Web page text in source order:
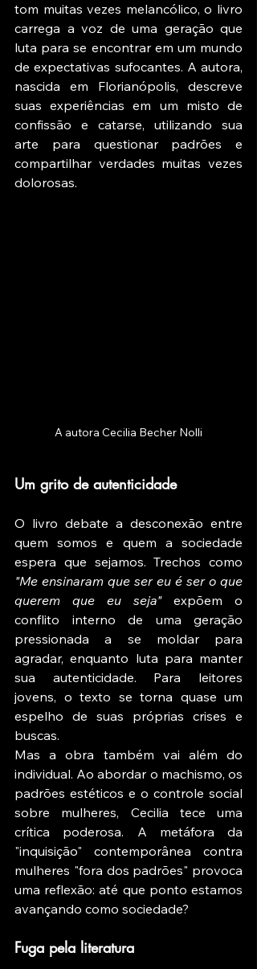
tom muitas vezes melancólico, o livro
carrega a voz de uma geração que
luta para se encontrar em um mundo
de expectativas sufocantes. A autora,
nascida em Florianópolis, descreve
suas experiências em um misto de
confissão e catarse, utilizando sua
arte para questionar padrões e
compartilhar verdades muitas vezes
dolorosas.
A autora Cecilia Becher Nolli
Um grito de autenticidade
O livro debate a desconexão entre
quem somos e quem a sociedade
"Me ensinaram que ser eu é ser o que
querem que eu seja" expõem o
conflito interno de uma geração
pressionada a se moldar para
agradar, enquanto luta para manter
sua autenticidade. Para leitores
jovens, o texto se torna quase um
espelho de suas próprias crises e
buscas.
Mas a obra também vai além do
individual. Ao abordar o machismo, os
padrões estéticos e o controle social
sobre mulheres, Cecilia tece uma
crítica poderosa. A metáfora da
"inquisição" contemporânea contra
mulheres "fora dos padrões" provoca
uma reflexão: até que ponto estamos
avançando como sociedade?
Fuga pela literatura